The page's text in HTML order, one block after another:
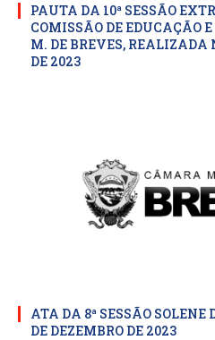
PAUTA DA 10ª SESSÃO
COMISSÃO DE EDUCAÇÃO
M. DE BREVES, REALIZADA
DE 2023
ATA DA 8ª SESSÃO SOLENE
DE DEZEMBRO DE 2023